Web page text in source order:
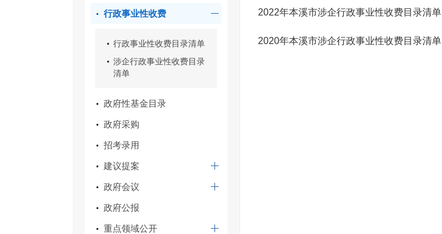
行政事业性收费
行政事业性收费目录清单
涉企行政事业性收费目录
清单
政府性基金目录
政府采购
招考录用
建议提案
政府会议
政府公报
重点领域公开
2022年本溪市涉企行政事业性收费目录清单
2020年本溪市涉企行政事业性收费目录清单